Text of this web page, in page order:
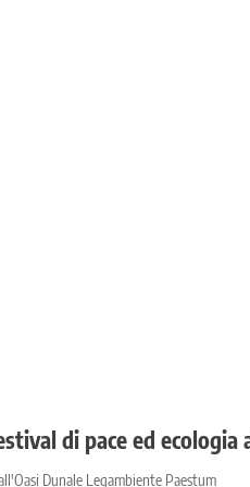
di pace ed ecologia
Dunale Legambiente Paestum